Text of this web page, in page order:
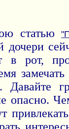
статью
в рот,
Давайте
опасно.